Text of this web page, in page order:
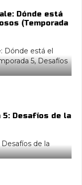
Dónde está
(Temporada
5: Desafíos de la